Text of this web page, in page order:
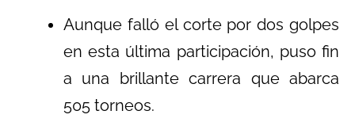
Aunque falló el corte por dos golpes
en esta última participación, puso fin
a una brillante carrera que abarca
505 torneos.